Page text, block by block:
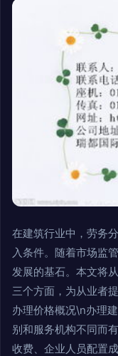
在建筑行业中，劳务
入条件。随着市场监
发展的基石。本文将
三个方面，为从业者
办理价格概况\n办理
别和服务机构不同而
收费、企业人员配置